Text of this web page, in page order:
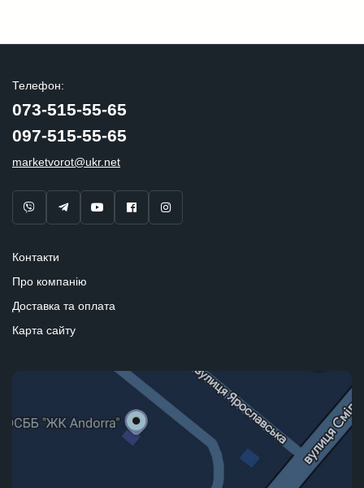
Телефон:
073-515-55-65
097-515-55-65
marketvorot@ukr.net
Контакти
Про компанію
Доставка та оплата
Карта сайту